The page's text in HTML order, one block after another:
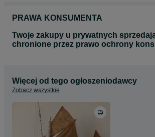
PRAWA KONSUMENTA
Twoje zakupy u prywatnych
chronione przez prawo ochrony
Więcej od tego ogłoszeniodawcy
Zobacz wszystkie